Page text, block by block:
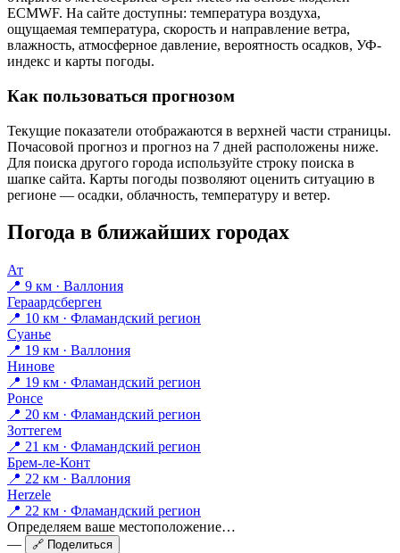
ECMWF. На сайте доступны: температура воздуха,
ощущаемая температура, скорость и направление ветра,
влажность, атмосферное давление, вероятность осадков, УФ-
индекс и карты погоды.
Как пользоваться прогнозом
Текущие показатели отображаются в верхней части страницы.
Почасовой прогноз и прогноз на 7 дней расположены ниже.
Для поиска другого города используйте строку поиска в
шапке сайта. Карты погоды позволяют оценить ситуацию в
регионе — осадки, облачность, температуру и ветер.
Погода в ближайших городах
Ат
📍 9 км · Валлония
Гераардсберген
📍 10 км · Фламандский регион
Суанье
📍 19 км · Валлония
Нинове
📍 19 км · Фламандский регион
Ронсе
📍 20 км · Фламандский регион
Зоттегем
📍 21 км · Фламандский регион
Брем-ле-Конт
📍 22 км · Валлония
Herzele
📍 22 км · Фламандский регион
Определяем ваше местоположение…
—
🔗 Поделиться